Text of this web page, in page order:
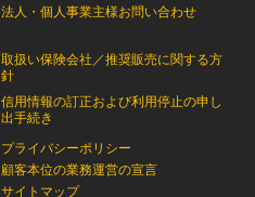
法人・個人事業主様お問い合わせ
取扱い保険会社／推奨販売に関する方
針
信用情報の訂正および利用停止の申し
出手続き
プライバシーポリシー
顧客本位の業務運営の宣言
サイトマップ